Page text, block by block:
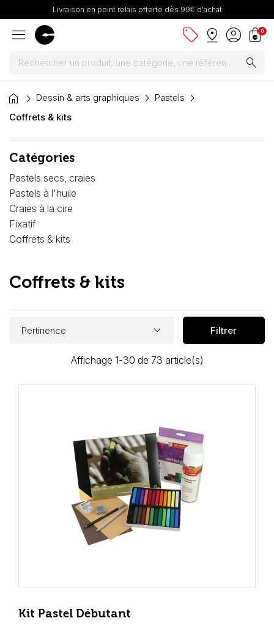
Livraison en point relais offerte dès 99€ d'achat
menu sell pin_drop account_circle shopping_bag
0
search
Peintures
Châssis, toiles & chevalets
Papiers
Dessin & arts graphiques
Loisirs Créatifs
Coffrets & cadeaux
home Dessin & arts graphiques
Pastels
Coffrets & kits
Catégories
Pastels secs, craies
Pastels à l'huile
Craies à la cire
Fixatif
Coffrets & kits
Coffrets & kits
Pertinence keyboard_arrow_down Filtrer
Affichage 1-30 de 73 article(s)
Kit Pastel Débutant